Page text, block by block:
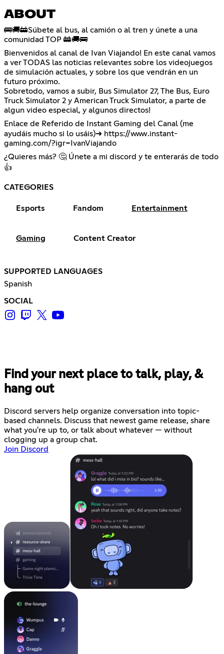
ABOUT
🚌🚚🚋Súbete al bus, al camión o al tren y únete a una
comunidad TOP 🚋🚚🚌
Bienvenidos al canal de Ivan Viajando! En este canal vamos
a ver TODAS las noticias relevantes sobre los videojuegos
de simulación actuales, y sobre los que vendrán en un
futuro próximo.
Sobretodo, vamos a subir, Bus Simulator 27, The Bus, Euro
Truck Simulator 2 y American Truck Simulator, a parte de
algun video especial, y algunos directos!
Enlace de Referido de Instant Gaming del Canal (me
ayudáis mucho si lo usáis)➜ https://www.instant-
gaming.com/?igr=IvanViajando
¿Quieres más? 🤔 Únete a mi discord y te enterarás de todo
👍
CATEGORIES
Esports Fandom Entertainment
Gaming Content Creator
SUPPORTED LANGUAGES
Spanish
SOCIAL
Find your next place to talk, play, &
hang out
Discord servers help organize conversation into topic-
based channels. Discuss that newest game release, share
what you're up to, or talk about whatever — without
clogging up a group chat.
Join Discord